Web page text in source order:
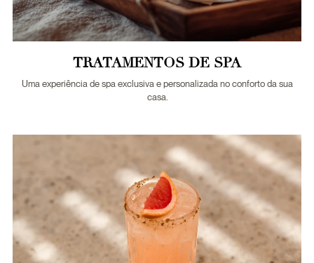
TRATAMENTOS DE SPA
Uma experiência de spa exclusiva e personalizada no conforto da sua
casa.